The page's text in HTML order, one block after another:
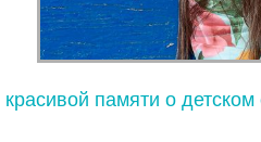
красивой памяти о детском